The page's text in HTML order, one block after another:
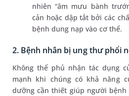
nhiên “âm mưu bành
cản hoặc dập tắt bởi các
bệnh dung nạp vào cơ thể.
2. Bệnh nhân bị ung thư phổi
Không thể phủ nhận tác dụng
mạnh khi chúng có khả năng
dưỡng cần thiết giúp người bệnh